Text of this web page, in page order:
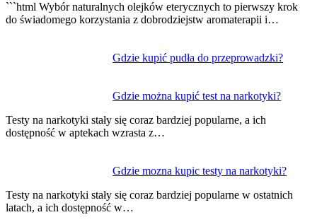
```html Wybór naturalnych olejków eterycznych to pierwszy krok
do świadomego korzystania z dobrodziejstw aromaterapii i…
Gdzie kupić pudła do przeprowadzki?
Gdzie można kupić test na narkotyki?
Testy na narkotyki stały się coraz bardziej popularne, a ich
dostępność w aptekach wzrasta z…
Gdzie mozna kupic testy na narkotyki?
Testy na narkotyki stały się coraz bardziej popularne w ostatnich
latach, a ich dostępność w…